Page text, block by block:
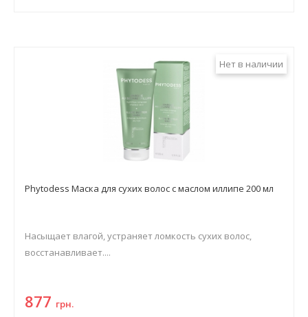
Нет в наличии
Phytodess Маска для сухих волос с маслом иллипе 200 мл
Насыщает влагой, устраняет ломкость сухих волос,
восстанавливает....
877 грн.